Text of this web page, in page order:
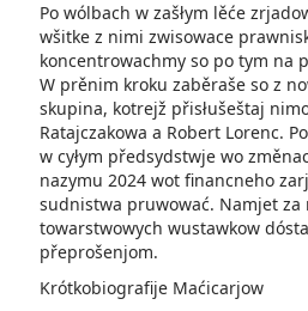
Po wólbach w zašłym lěće
wšitke z nimi zwisowace
koncentrowachmy so po tym na
W prěnim kroku zaběraše so z
skupina, kotrejž přisłušeštaj
Ratajczakowa a Robert Lorenc.
w cyłym předsydstwje wo
nazymu 2024 wot financneho
sudnistwa pruwować. Namjet za
towarstwowych wustawkow
přeprošenjom.
Krótkobiografije Maćicarjow